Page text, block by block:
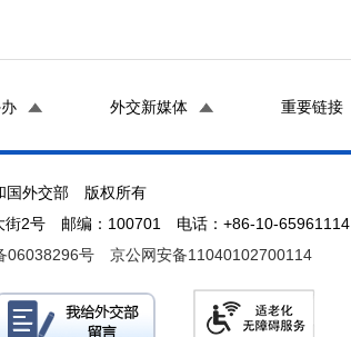
外交新媒体 重要链接
国外交部 版权所有
街2号 邮编：100701 电话：+86-10-65961114
06038296号 京公网安备11040102700114